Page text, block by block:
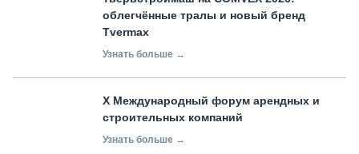
облегчённые тралы и новый бренд
Tvermax
Узнать больше →
X Международный форум арендных и
строительных компаний
Узнать больше →